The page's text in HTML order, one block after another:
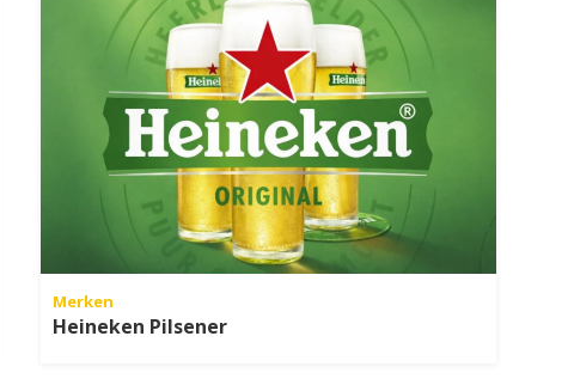
Merken
Heineken Pilsener